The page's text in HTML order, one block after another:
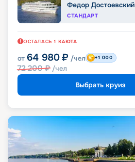
Федор Достоевский
СТАНДАРТ
ОСТАЛАСЬ 1 КАЮТА
от 64 980 ₽ /чел
72 200₽ /чел
+1 000
Выбрать круиз